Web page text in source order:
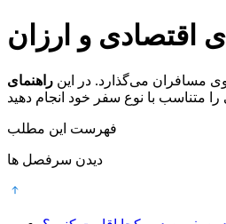
مسافران می‌گذارد. در این راهنمای
فهرست این مطلب
دیدن سرفصل ها